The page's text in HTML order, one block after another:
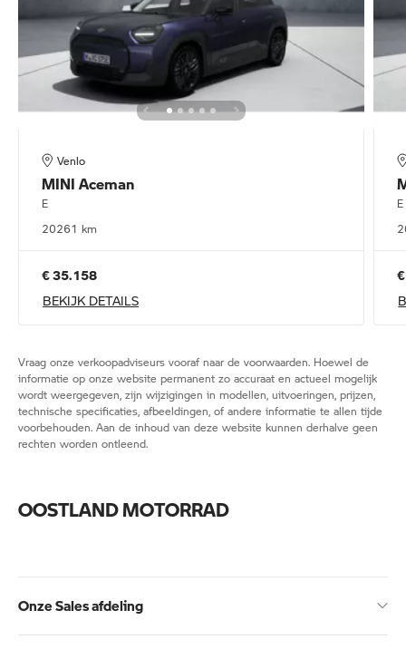
Venlo
MINI Aceman
E
20261 km
€ 35.158
BEKIJK DETAILS
E
Vraag onze verkoopadviseurs vooraf naar de voorwaarden. Hoewel de
informatie op onze website permanent zo accuraat en actueel mogelijk
wordt weergegeven, zijn wijzigingen in modellen, uitvoeringen, prijzen,
technische specificaties, afbeeldingen, of andere informatie te allen tijde
voorbehouden. Aan de inhoud van deze website kunnen derhalve geen
rechten worden ontleend.
OOSTLAND MOTORRAD
Onze Sales afdeling